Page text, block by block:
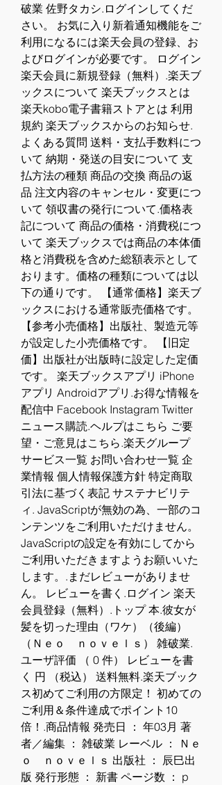
破業 佐野タカシ.ログインしてくだ
さい。 お気に入り新着通知機能をご
利用になるには楽天会員の登録、お
よびログインが必要です。 ログイン
楽天会員に新規登録（無料）.楽天ブ
ックスについて 楽天ブックスとは
楽天kobo電子書籍ストアとは 利用
規約 楽天ブックスからのお知らせ.
よくある質問 送料・支払手数料につ
いて 納期・発送の目安について 支
払方法の種類 商品の交換 商品の返
品 注文内容のキャンセル・変更につ
いて 領収書の発行について.価格表
記について 商品の価格・消費税につ
いて 楽天ブックスでは商品の本体価
格と消費税を含めた総額表示として
おります。価格の種類については以
下の通りです。 【通常価格】楽天ブ
ックスにおける通常販売価格です。
【参考小売価格】出版社、製造元等
が設定した小売価格です。 【旧定
価】出版社が出版時に設定した定価
です。 楽天ブックスアプリ iPhone
アプリ Androidアプリ.お得な情報を
配信中 Facebook Instagram Twitter
ニュース購読.ヘルプはこちら ご要
望・ご意見はこちら.楽天グループ
サービス一覧 お問い合わせ一覧 企
業情報 個人情報保護方針 特定商取
引法に基づく表記 サステナビリテ
ィ. JavaScriptが無効の為、一部のコ
ンテンツをご利用いただけません。
JavaScriptの設定を有効にしてから
ご利用いただきますようお願いいた
します。.まだレビューがありませ
ん。 レビューを書く.ログイン 楽天
会員登録（無料）.トップ 本.彼女が
髪を切った理由（ワケ）（後編）
（Ｎｅｏ　ｎｏｖｅｌｓ） 雑破業.
ユーザ評価 （ 0 件） レビューを書
く 円 （税込） 送料無料.楽天ブック
ス初めてご利用の方限定！ 初めての
ご利用＆条件達成でポイント10
倍！.商品情報 発売日 ： 年03月 著
者／編集 ： 雑破業 レーベル ： Ｎｅ
ｏ　ｎｏｖｅｌｓ 出版社 ： 辰巳出
版 発行形態 ： 新書 ページ数 ： p